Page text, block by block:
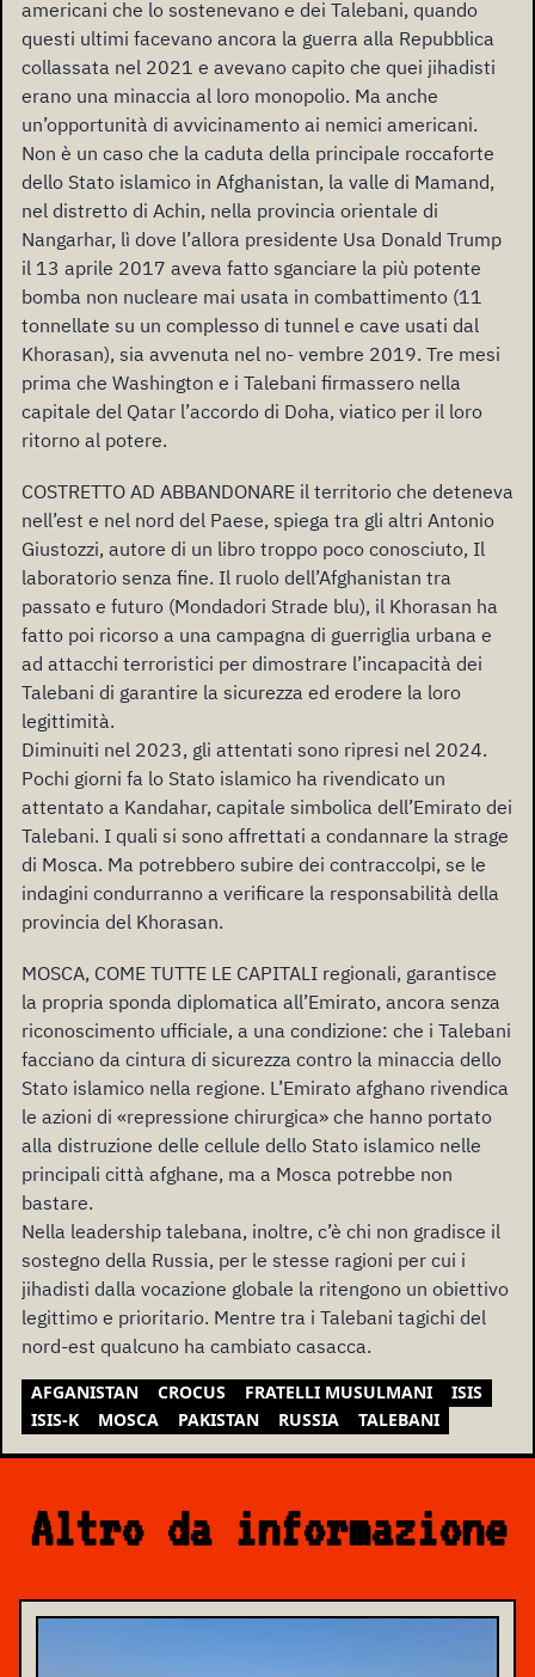
americani che lo sostenevano e dei Talebani, quando
questi ultimi facevano ancora la guerra alla Repubblica
collassata nel 2021 e avevano capito che quei jihadisti
erano una minaccia al loro monopolio. Ma anche
un’opportunità di avvicinamento ai nemici americani.
Non è un caso che la caduta della principale roccaforte
dello Stato islamico in Afghanistan, la valle di Mamand,
nel distretto di Achin, nella provincia orientale di
Nangarhar, lì dove l’allora presidente Usa Donald Trump
il 13 aprile 2017 aveva fatto sganciare la più potente
bomba non nucleare mai usata in combattimento (11
tonnellate su un complesso di tunnel e cave usati dal
Khorasan), sia avvenuta nel no- vembre 2019. Tre mesi
prima che Washington e i Talebani firmassero nella
capitale del Qatar l’accordo di Doha, viatico per il loro
ritorno al potere.
COSTRETTO AD ABBANDONARE il territorio che deteneva
nell’est e nel nord del Paese, spiega tra gli altri Antonio
Giustozzi, autore di un libro troppo poco conosciuto, Il
laboratorio senza fine. Il ruolo dell’Afghanistan tra
passato e futuro (Mondadori Strade blu), il Khorasan ha
fatto poi ricorso a una campagna di guerriglia urbana e
ad attacchi terroristici per dimostrare l’incapacità dei
Talebani di garantire la sicurezza ed erodere la loro
legittimità.
Diminuiti nel 2023, gli attentati sono ripresi nel 2024.
Pochi giorni fa lo Stato islamico ha rivendicato un
attentato a Kandahar, capitale simbolica dell’Emirato dei
Talebani. I quali si sono affrettati a condannare la strage
di Mosca. Ma potrebbero subire dei contraccolpi, se le
indagini condurranno a verificare la responsabilità della
provincia del Khorasan.
MOSCA, COME TUTTE LE CAPITALI regionali, garantisce
la propria sponda diplomatica all’Emirato, ancora senza
riconoscimento ufficiale, a una condizione: che i Talebani
facciano da cintura di sicurezza contro la minaccia dello
Stato islamico nella regione. L’Emirato afghano rivendica
le azioni di «repressione chirurgica» che hanno portato
alla distruzione delle cellule dello Stato islamico nelle
principali città afghane, ma a Mosca potrebbe non
bastare.
Nella leadership talebana, inoltre, c’è chi non gradisce il
sostegno della Russia, per le stesse ragioni per cui i
jihadisti dalla vocazione globale la ritengono un obiettivo
legittimo e prioritario. Mentre tra i Talebani tagichi del
nord-est qualcuno ha cambiato casacca.
AFGANISTAN CROCUS FRATELLI MUSULMANI
ISIS
ISIS-K
MOSCA PAKISTAN RUSSIA TALEBANI
Altro da informazione